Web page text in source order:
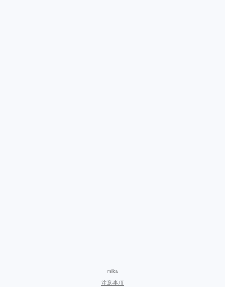
mika
注意事項